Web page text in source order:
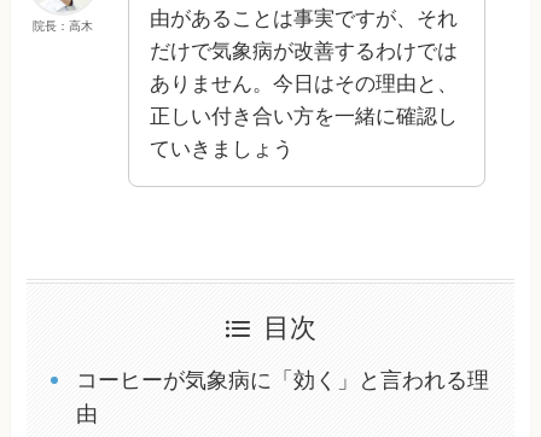
院長：高木
由があることは事実ですが、それ
だけで気象病が改善するわけでは
ありません。今日はその理由と、
正しい付き合い方を一緒に確認し
ていきましょう
目次
コーヒーが気象病に「効く」と言われる理
由